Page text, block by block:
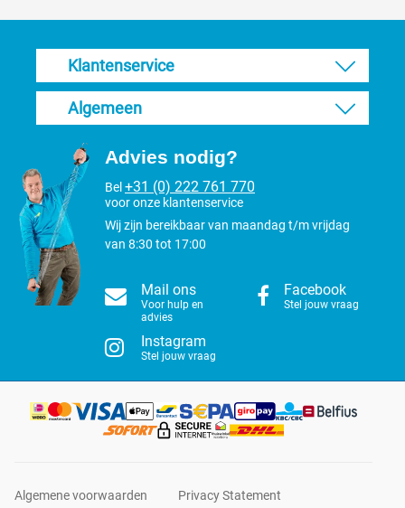
Klantenservice
Algemeen
Advies nodig?
Bel +31 (0) 222 761 770
voor onze klantenservice
Wij zijn bereikbaar van maandag t/m vrijdag
van 8:30 tot 17:00
Mail ons
Voor hulp en
advies
Facebook
Stel jouw vraag
Instagram
Stel jouw vraag
Algemene voorwaarden Privacy Statement